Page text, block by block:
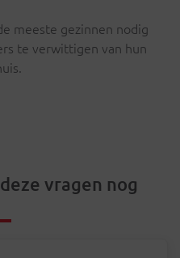
meeste gezinnen nodig
te verwittigen van hun
vragen nog